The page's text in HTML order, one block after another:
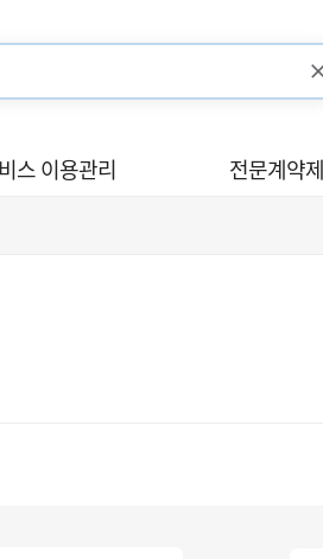
스 이용관리 전문계약